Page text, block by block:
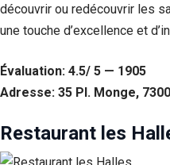
découvrir ou redécouvrir les
une touche d’excellence et
Évaluation: 4.5/ 5 — 1905
Adresse: 35 Pl. Monge,
Restaurant les